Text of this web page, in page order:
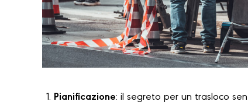
Pianificazione: il segreto per un trasloco